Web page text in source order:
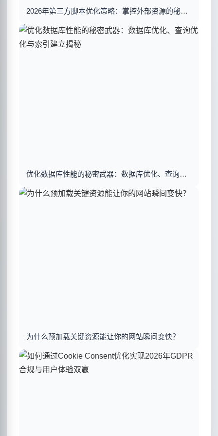
2026年第三方脚本优化策略：掌控外部资源的秘密武器
优化数据库性能的秘密武器：数据库优化、查询优化与索引建立揭秘
为什么预加载关键资源能让你的网站瞬间变快？